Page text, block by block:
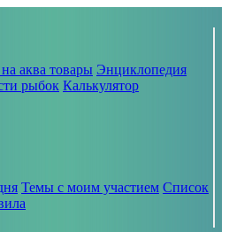
аква товары Энциклопедия
рыбок Калькулятор
Темы с моим участием Список